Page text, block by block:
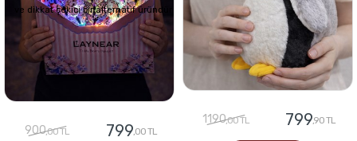
ve dikkat çekici bir alternatif üründür
900,00 TL 799,00 TL
1190,00 TL 799,90 TL